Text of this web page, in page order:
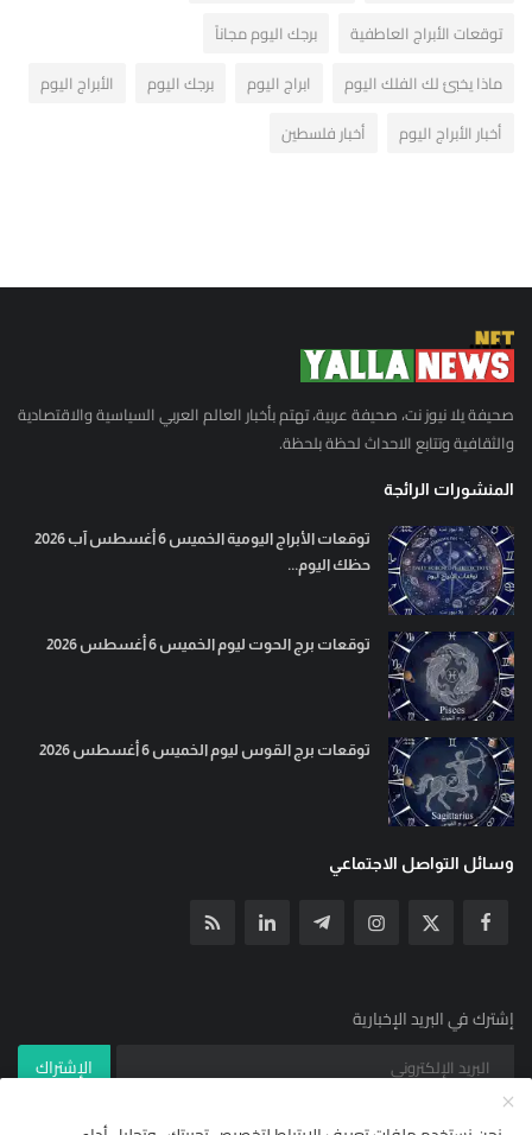
توقعات الأبراج العاطفية
برجك اليوم مجاناً
ماذا يخبئ لك الفلك اليوم
ابراج اليوم برجك اليوم
الأبراج اليوم
أخبار الأبراج اليوم
أخبار فلسطين
صحيفة يلا نيوز نت، صحيفة عربية، تهتم بأخبار العالم العربي السياسية والاقتصادية
والثقافية وتتابع الاحداث لحظة بلحظة.
المنشورات الرائجة
توقعات الأبراج اليومية الخميس 6 أغسطس آب 2026
حظك اليوم...
توقعات برج الحوت ليوم الخميس 6 أغسطس 2026
توقعات برج القوس ليوم الخميس 6 أغسطس 2026
وسائل التواصل الاجتماعي
إشترك في البريد الإخبارية
الإشتراك